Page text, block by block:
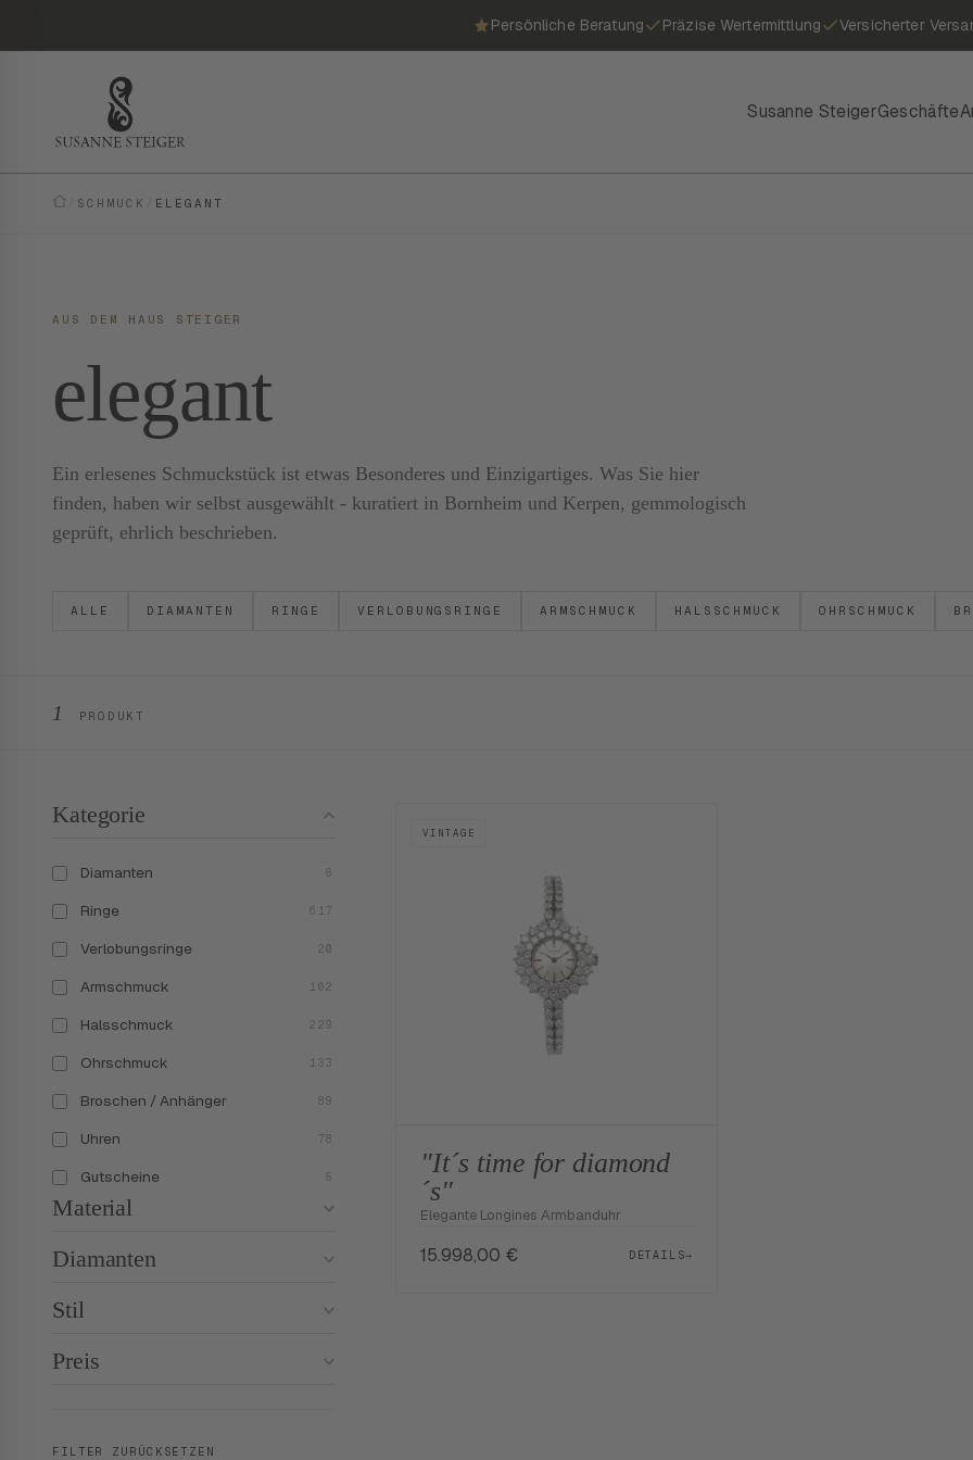
Persönliche Beratung Präzise Wertermittlung Versicherter
Susanne SteigerGeschäfte
SCHMUCK ELEGANT
AUS DEM HAUS STEIGER
elegant
Ein erlesenes Schmuckstück ist etwas Besonderes und Einzigartiges. Was Sie hier
finden, haben wir selbst ausgewählt - kuratiert in Bornheim und Kerpen, gemmologisch
geprüft, ehrlich beschrieben.
ALLE DIAMANTEN RINGE VERLOBUNGSRINGE ARMSCHMUCK HALSSCHMUCK OHRSCHMUCK
1 PRODUKT
Kategorie
Diamanten 8
Ringe 617
Verlobungsringe 20
Armschmuck 102
Halsschmuck 229
Ohrschmuck 133
Broschen / Anhänger 89
Uhren 78
Gutscheine 5
Material
Diamanten
Stil
Preis
FILTER ZURÜCKSETZEN
VINTAGE
"It´s time for diamond
´s"
Elegante Longines Armbanduhr
15.998,00 € DETAILS→